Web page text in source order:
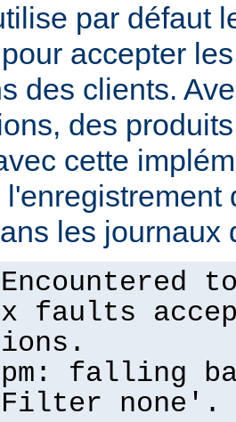
par défaut
accepter
des clients.
des
cette
les journaux
faults
falling
none'.